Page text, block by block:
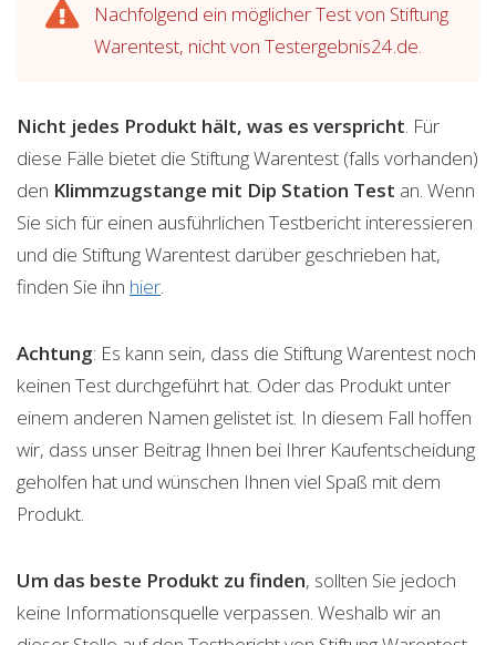
Nachfolgend ein möglicher Test von Stiftung
Warentest, nicht von Testergebnis24.de.
Nicht jedes Produkt hält, was es verspricht. Für
diese Fälle bietet die Stiftung Warentest (falls vorhanden)
den Klimmzugstange mit Dip Station Test an. Wenn
Sie sich für einen ausführlichen Testbericht interessieren
und die Stiftung Warentest darüber geschrieben hat,
finden Sie ihn hier.
Achtung: Es kann sein, dass die Stiftung Warentest noch
keinen Test durchgeführt hat. Oder das Produkt unter
einem anderen Namen gelistet ist. In diesem Fall hoffen
wir, dass unser Beitrag Ihnen bei Ihrer Kaufentscheidung
geholfen hat und wünschen Ihnen viel Spaß mit dem
Produkt.
Um das beste Produkt zu finden, sollten Sie jedoch
keine Informationsquelle verpassen. Weshalb wir an